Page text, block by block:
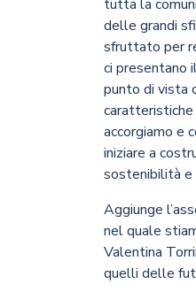
tutta la
delle grandi
sfruttato per
ci presentano
punto di vista
accorgiamo e
iniziare a
sostenibilità e
Aggiunge
nel quale
Valentina
quelli delle